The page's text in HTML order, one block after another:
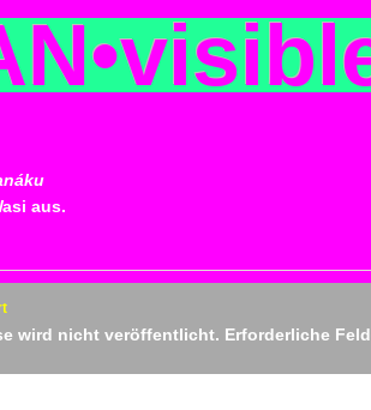
•
aus.
wird nicht veröffentlicht. Erforderliche